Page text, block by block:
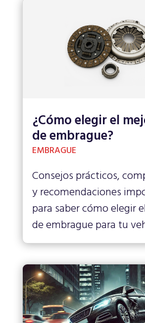
¿Cómo elegir el
de embrague?
EMBRAGUE
Consejos prácticos,
y recomendaciones
para saber cómo elegir
de embrague para tu